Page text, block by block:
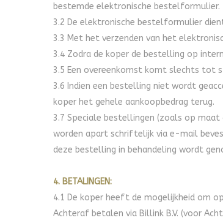
bestemde elektronische bestelformulier.
3.2 De elektronische bestelformulier
3.3 Met het verzenden van het
3.4 Zodra de koper de bestelling op
3.5 Een overeenkomst komt slechts tot
3.6 Indien een bestelling niet wordt
koper het gehele aankoopbedrag terug.
3.7 Speciale bestellingen (zoals op
worden apart schriftelijk via e-mail
deze bestelling in behandeling wordt
4. BETALINGEN:
4.1 De koper heeft de mogelijkheid om
Achteraf betalen via Billink B.V. (voor